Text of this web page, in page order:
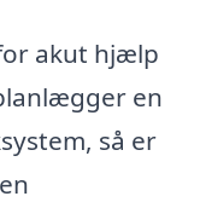
akut hjælp
en
så er